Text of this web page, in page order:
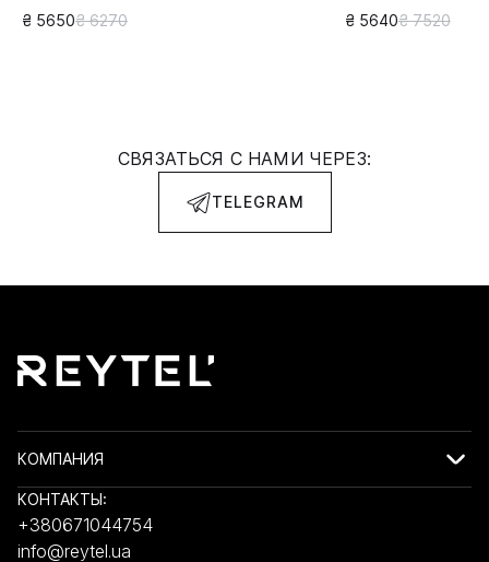
₴ 5650₴ 6270 ₴ 5640₴ 7520
СВЯЗАТЬСЯ С НАМИ ЧЕРЕЗ:
TELEGRAM
КОМПАНИЯ
КОНТАКТЫ:
+380671044754
info@reytel.ua